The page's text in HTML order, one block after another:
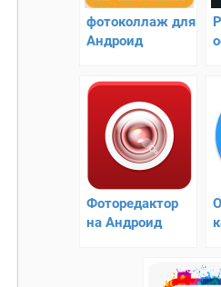
фотоколлаж для
Андроид
Фоторедактор
на Андроид